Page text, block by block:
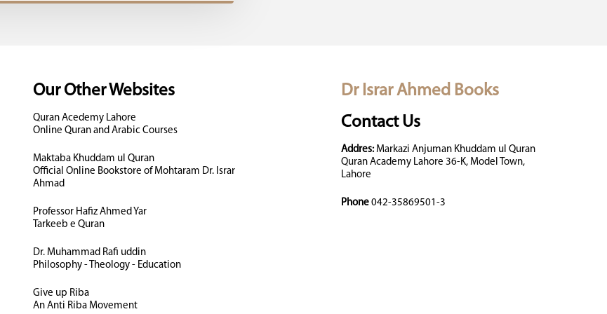
Dr Israr Ahmed Books
Contact Us
Addres:Markazi Anjuman Khuddam ul Quran
Quran Academy Lahore 36-K, Model Town,
Lahore
Phone 042-35869501-3
Our Other Websites
Quran Acedemy Lahore
Online Quran and Arabic Courses
Maktaba Khuddam ul Quran
Official Online Bookstore of Mohtaram Dr. Israr
Ahmad
Professor Hafiz Ahmed Yar
Tarkeeb e Quran
Dr. Muhammad Rafi uddin
Philosophy - Theology - Education
Give up Riba
An Anti Riba Movement